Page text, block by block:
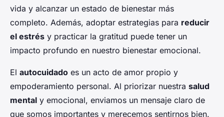
vida y alcanzar un estado de bienestar más
completo. Además, adoptar estrategias para reducir
el estrés y practicar la gratitud puede tener un
impacto profundo en nuestro bienestar emocional.
El autocuidado es un acto de amor propio y
empoderamiento personal. Al priorizar nuestra salud
mental y emocional, enviamos un mensaje claro de
que somos importantes y merecemos sentirnos bien.